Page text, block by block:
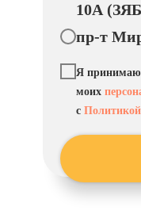
10А
пр-т
Я принимаю
моих
с